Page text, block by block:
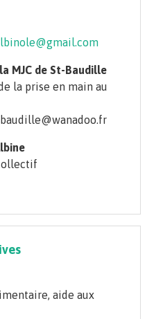
MJC de St-Baudille
la prise en main au
aide aux